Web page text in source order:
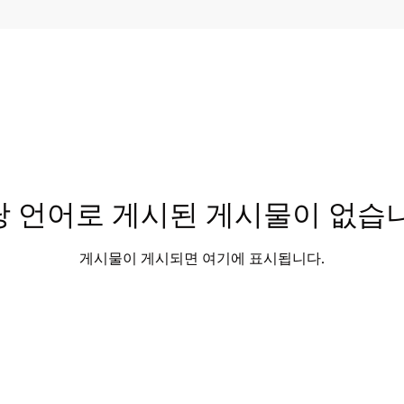
언어로 게시된 게시물이 없습
게시물이 게시되면 여기에 표시됩니다.